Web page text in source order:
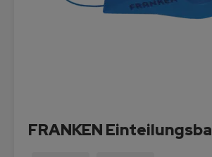
FRANKEN